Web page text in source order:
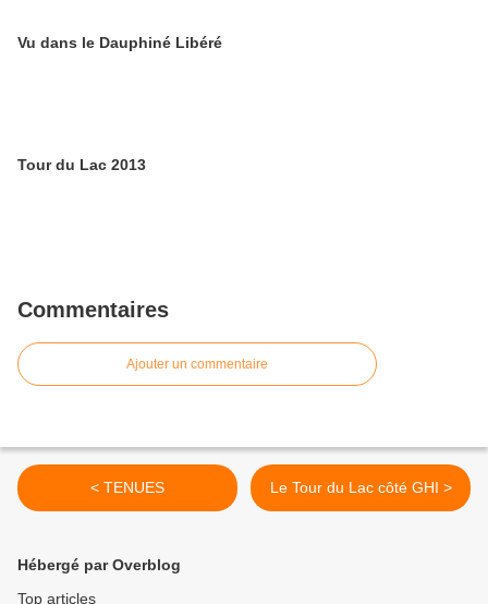
Vu dans le Dauphiné Libéré
Tour du Lac 2013
Commentaires
Ajouter un commentaire
< TENUES Le Tour du Lac côté GHI >
Hébergé par Overblog
Top articles